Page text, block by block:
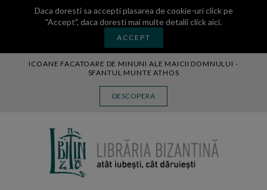
Daca doresti sa accepti plasarea de cookie-uri click pe
"Accept", daca doresti mai multe detaliiclick aici.
ACCEPT
ICOANE FACATOARE DE MINUNI ALE MAICII DOMNULUI -
SFANTUL MUNTE ATHOS
DESCOPERA
MANASTIREA VATOPEDI